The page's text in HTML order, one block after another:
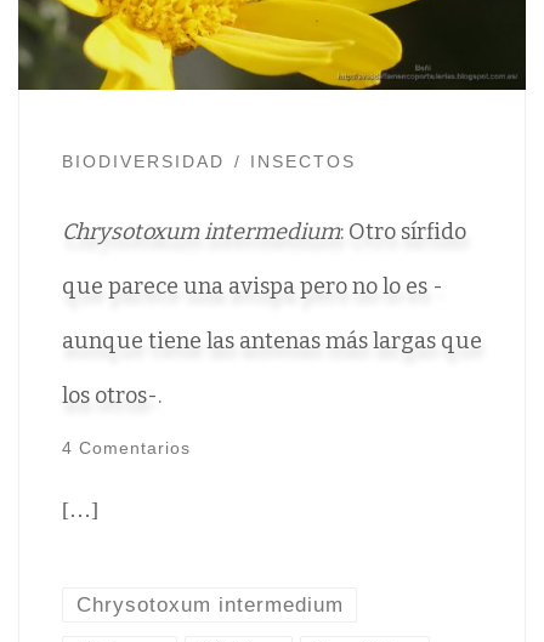
BIODIVERSIDAD INSECTOS
Chrysotoxum intermedium: Otro sírfido
que parece una avispa pero no lo es -
aunque tiene las antenas más largas que
los otros-.
4 Comentarios
[…]
Chrysotoxum intermedium